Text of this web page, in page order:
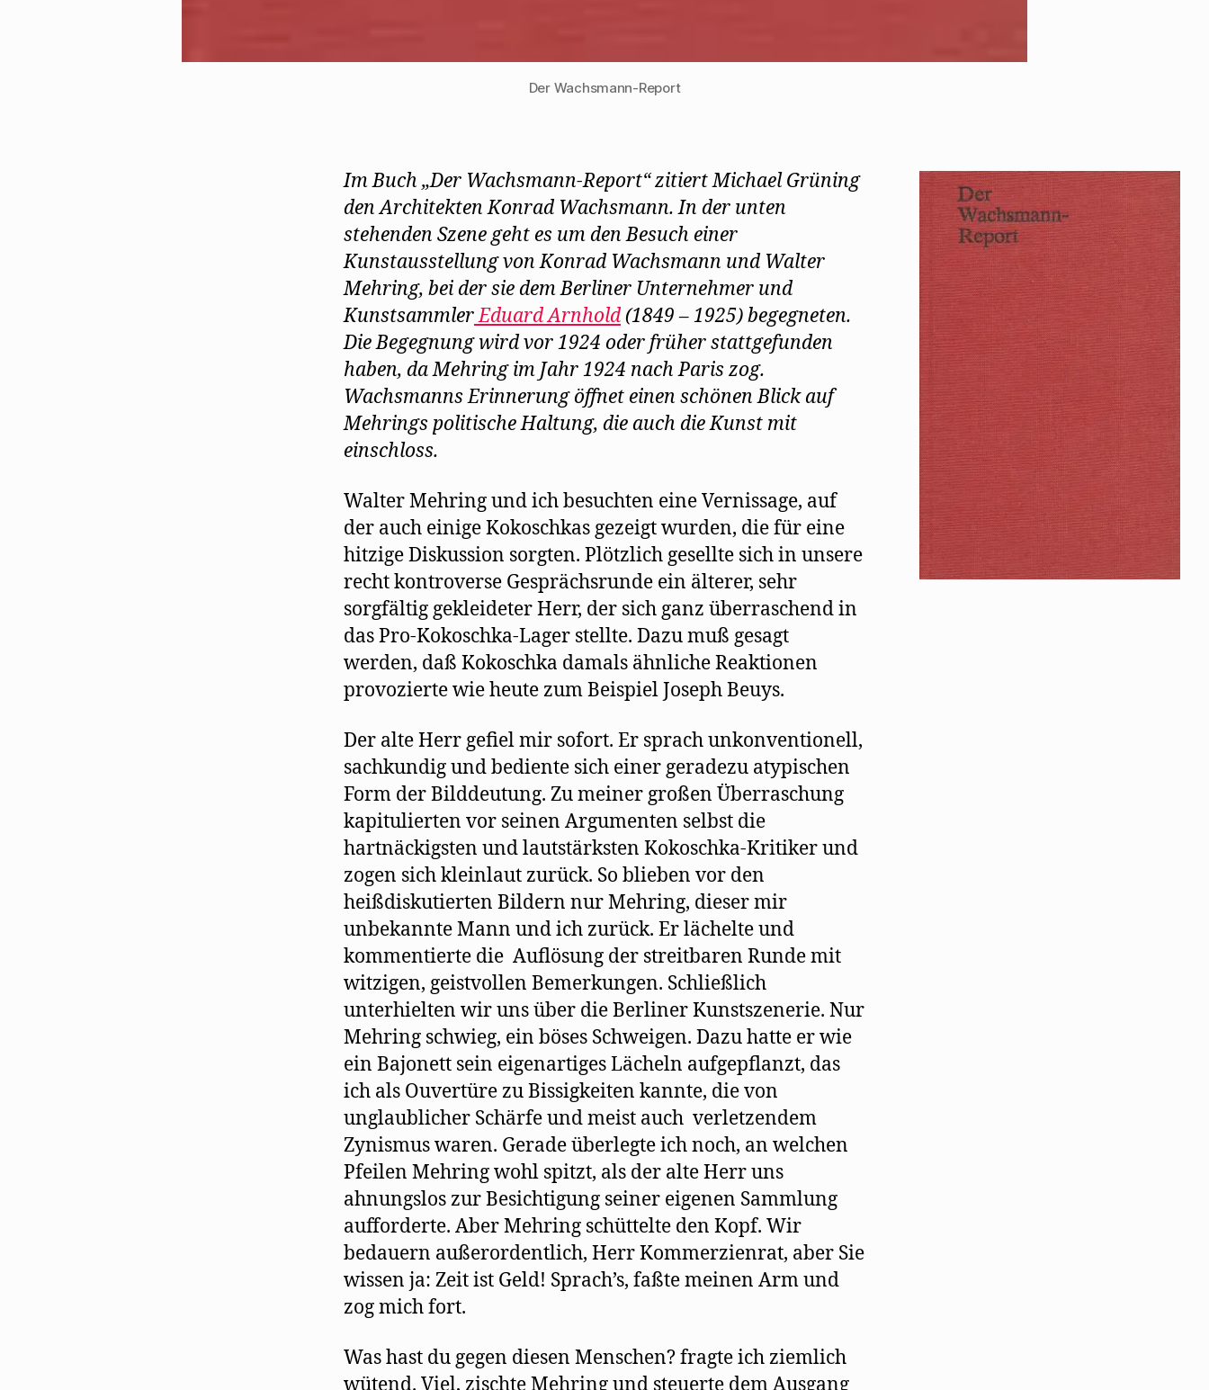
Der Wachsmann-Report
Im Buch „Der Wachsmann-Report“ zitiert Michael Grüning
den Architekten Konrad Wachsmann. In der unten
stehenden Szene geht es um den Besuch einer
Kunstausstellung von Konrad Wachsmann und Walter
Mehring, bei der sie dem Berliner Unternehmer und
KunstsammlerEduard Arnhold(1849 – 1925) begegneten.
Die Begegnung wird vor 1924 oder früher stattgefunden
haben, da Mehring im Jahr 1924 nach Paris zog.
Wachsmanns Erinnerung öffnet einen schönen Blick auf
Mehrings politische Haltung, die auch die Kunst mit
einschloss.
Walter Mehring und ich besuchten eine Vernissage, auf
der auch einige Kokoschkas gezeigt wurden, die für eine
hitzige Diskussion sorgten. Plötzlich gesellte sich in unsere
recht kontroverse Gesprächsrunde ein älterer, sehr
sorgfältig gekleideter Herr, der sich ganz überraschend in
das Pro-Kokoschka-Lager stellte. Dazu muß gesagt
werden, daß Kokoschka damals ähnliche Reaktionen
provozierte wie heute zum Beispiel Joseph Beuys.
Der alte Herr geﬁel mir sofort. Er sprach unkonventionell,
sachkundig und bediente sich einer geradezu atypischen
Form der Bilddeutung. Zu meiner großen Überraschung
kapitulierten vor seinen Argumenten selbst die
hartnäckigsten und lautstärksten Kokoschka-Kritiker und
zogen sich kleinlaut zurück. So blieben vor den
heißdiskutierten Bildern nur Mehring, dieser mir
unbekannte Mann und ich zurück. Er lächelte und
kommentierte die Auflösung der streitbaren Runde mit
witzigen, geistvollen Bemerkungen. Schließlich
unterhielten wir uns über die Berliner Kunstszenerie. Nur
Mehring schwieg, ein böses Schweigen. Dazu hatte er wie
ein Bajonett sein eigenartiges Lächeln aufgepﬂanzt, das
ich als Ouvertüre zu Bissigkeiten kannte, die von
unglaublicher Schärfe und meist auch verletzendem
Zynismus waren. Gerade überlegte ich noch, an welchen
Pfeilen Mehring wohl spitzt, als der alte Herr uns
ahnungslos zur Besichtigung seiner eigenen Sammlung
aufforderte. Aber Mehring schüttelte den Kopf. Wir
bedauern außerordentlich, Herr Kommerzienrat, aber Sie
wissen ja: Zeit ist Geld! Sprach’s, faßte meinen Arm und
zog mich fort.
Was hast du gegen diesen Menschen? fragte ich ziemlich